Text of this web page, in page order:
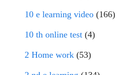
10 e learning video (166)
10 th online test (4)
2 Home work (53)